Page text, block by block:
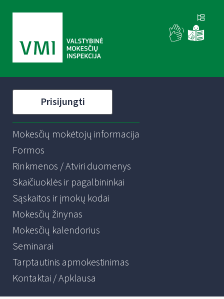
Prisijungti
Mokesčių mokėtojų informacija
Formos
Rinkmenos / Atviri duomenys
Skaičiuoklės ir pagalbininkai
Sąskaitos ir įmokų kodai
Mokesčių žinynas
Mokesčių kalendorius
Seminarai
Tarptautinis apmokestinimas
Kontaktai / Apklausa